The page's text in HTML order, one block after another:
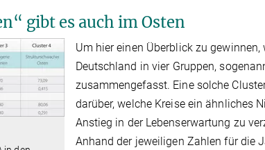
gibt es auch im Osten
Um hier einen Überblick zu gewinnen,
Deutschland in vier Gruppen,
zusammengefasst. Eine solche
darüber, welche Kreise ein ähnliches
Anstieg in der Lebenserwartung zu
Anhand der jeweiligen Zahlen für die